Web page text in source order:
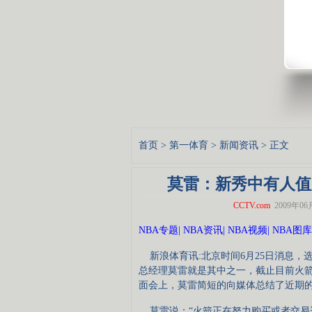
首页 > 第一体育 > 新闻资讯 > 正文
莫雷：新秀中有人
CCTV.com 2009年06
NBA专题 NBA资讯 NBA视频 NBA图库
新浪体育讯:北京时间6月25日消息，
总经理莫雷就是其中之一，截止目前火
面会上，莫雷简短的向媒体总结了近期